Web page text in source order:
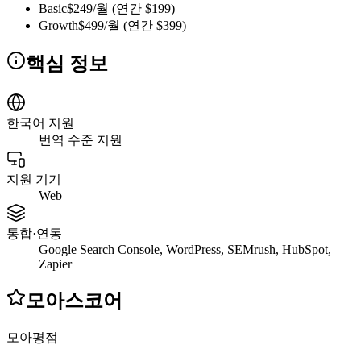
Basic$249/월 (연간 $199)
Growth$499/월 (연간 $399)
핵심 정보
한국어 지원
번역 수준 지원
지원 기기
Web
통합·연동
Google Search Console, WordPress, SEMrush, HubSpot,
Zapier
모아스코어
모아평점